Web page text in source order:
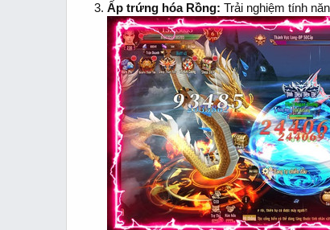
Ấp trứng hóa Rồng: Trải nghiệm tính